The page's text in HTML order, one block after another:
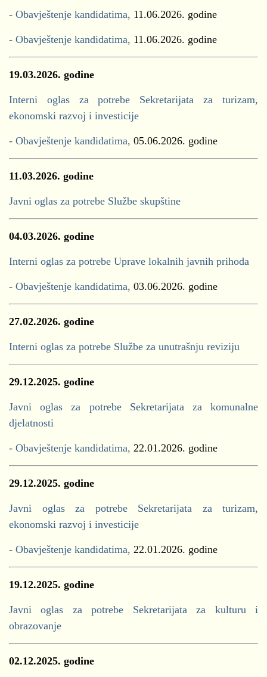
- Obavještenje kandidatima, 11.06.2026. godine
- Obavještenje kandidatima, 11.06.2026. godine
19.03.2026. godine
Interni oglas za potrebe Sekretarijata za turizam,
ekonomski razvoj i investicije
- Obavještenje kandidatima, 05.06.2026. godine
11.03.2026. godine
Javni oglas za potrebe Službe skupštine
04.03.2026. godine
Interni oglas za potrebe Uprave lokalnih javnih prihoda
- Obavještenje kandidatima, 03.06.2026. godine
27.02.2026. godine
Interni oglas za potrebe Službe za unutrašnju reviziju
29.12.2025. godine
Javni oglas za potrebe Sekretarijata za komunalne
djelatnosti
- Obavještenje kandidatima, 22.01.2026. godine
29.12.2025. godine
Javni oglas za potrebe Sekretarijata za turizam,
ekonomski razvoj i investicije
- Obavještenje kandidatima, 22.01.2026. godine
19.12.2025. godine
Javni oglas za potrebe Sekretarijata za kulturu i
obrazovanje
02.12.2025. godine